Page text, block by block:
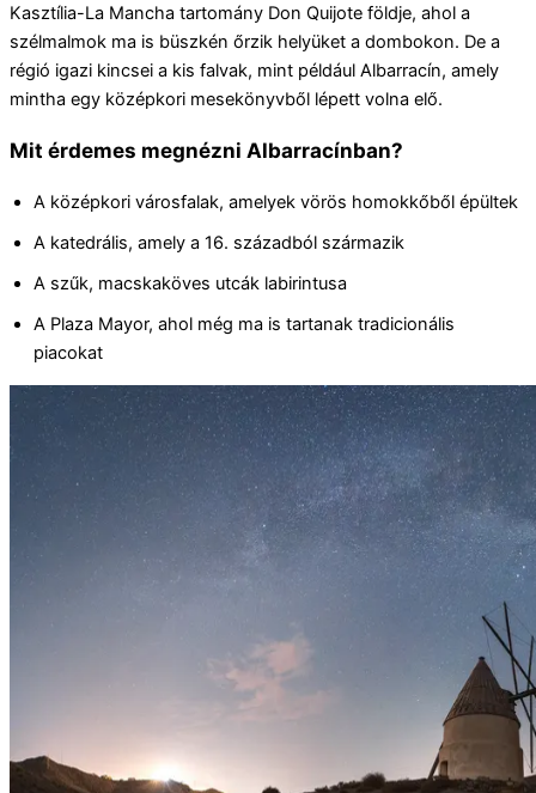
Kasztília-La Mancha tartomány Don Quijote földje, ahol a
szélmalmok ma is büszkén őrzik helyüket a dombokon. De a
régió igazi kincsei a kis falvak, mint például Albarracín, amely
mintha egy középkori mesekönyvből lépett volna elő.
Mit érdemes megnézni Albarracínban?
A középkori városfalak, amelyek vörös homokkőből épültek
A katedrális, amely a 16. századból származik
A szűk, macskaköves utcák labirintusa
A Plaza Mayor, ahol még ma is tartanak tradicionális
piacokat